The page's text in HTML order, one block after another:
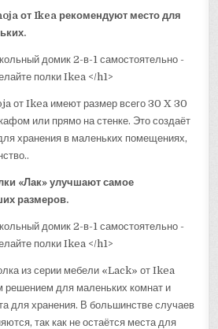
от Ikea рекомендуют место для
от Ikea имеют размер всего 30 X 30
или прямо на стенке. Это создаёт
хранения в маленьких помещениях,
«Лак» улучшают самое
размеров.
из серии мебели «Lack» от Ikea
решением для маленьких комнат и
для хранения. В большинстве случаев
так как не остаётся места для